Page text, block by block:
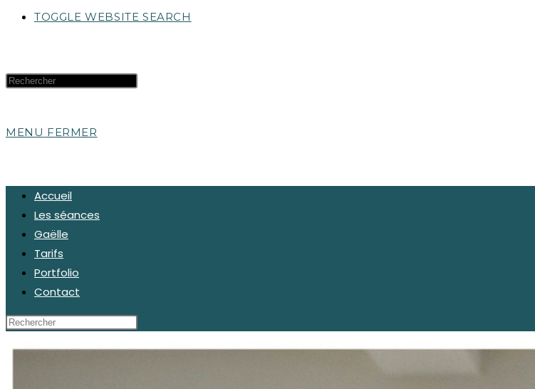
TOGGLE WEBSITE SEARCH
MENU FERMER
Accueil
Les séances
Gaëlle
Tarifs
Portfolio
Contact